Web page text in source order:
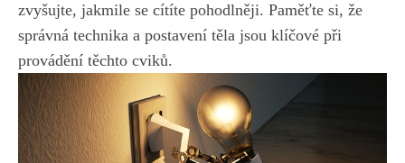
zvyšujte, jakmile se‍ cítíte pohodlněji. ​Paměťte si, že
správná technika a postavení těla jsou klíčové při
‍provádění těchto cviků.